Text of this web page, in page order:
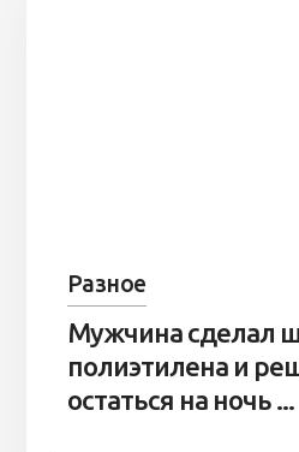
Разное
Мужчина сделал
полиэтилена и
остаться на ночь ...